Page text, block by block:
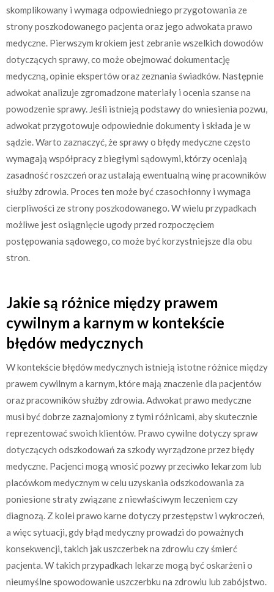
skomplikowany i wymaga odpowiedniego przygotowania ze
strony poszkodowanego pacjenta oraz jego adwokata prawo
medyczne. Pierwszym krokiem jest zebranie wszelkich dowodów
dotyczących sprawy, co może obejmować dokumentację
medyczną, opinie ekspertów oraz zeznania świadków. Następnie
adwokat analizuje zgromadzone materiały i ocenia szanse na
powodzenie sprawy. Jeśli istnieją podstawy do wniesienia pozwu,
adwokat przygotowuje odpowiednie dokumenty i składa je w
sądzie. Warto zaznaczyć, że sprawy o błędy medyczne często
wymagają współpracy z biegłymi sądowymi, którzy oceniają
zasadność roszczeń oraz ustalają ewentualną winę pracowników
służby zdrowia. Proces ten może być czasochłonny i wymaga
cierpliwości ze strony poszkodowanego. W wielu przypadkach
możliwe jest osiągnięcie ugody przed rozpoczęciem
postępowania sądowego, co może być korzystniejsze dla obu
stron.
Jakie są różnice między prawem
cywilnym a karnym w kontekście
błędów medycznych
W kontekście błędów medycznych istnieją istotne różnice między
prawem cywilnym a karnym, które mają znaczenie dla pacjentów
oraz pracowników służby zdrowia. Adwokat prawo medyczne
musi być dobrze zaznajomiony z tymi różnicami, aby skutecznie
reprezentować swoich klientów. Prawo cywilne dotyczy spraw
dotyczących odszkodowań za szkody wyrządzone przez błędy
medyczne. Pacjenci mogą wnosić pozwy przeciwko lekarzom lub
placówkom medycznym w celu uzyskania odszkodowania za
poniesione straty związane z niewłaściwym leczeniem czy
diagnozą. Z kolei prawo karne dotyczy przestępstw i wykroczeń,
a więc sytuacji, gdy błąd medyczny prowadzi do poważnych
konsekwencji, takich jak uszczerbek na zdrowiu czy śmierć
pacjenta. W takich przypadkach lekarze mogą być oskarżeni o
nieumyślne spowodowanie uszczerbku na zdrowiu lub zabójstwo.